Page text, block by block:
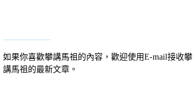
如果你喜歡攀講馬祖的內容，歡迎使用E-mail接收攀
講馬祖的最新文章。